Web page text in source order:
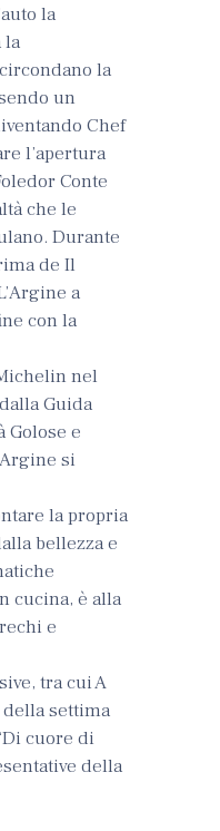
la
la
la
un
Chef
l’apertura
Conte
che le
Durante
de Il
a
con la
nel
Guida
Golose e
si
la propria
bellezza e
cucina, è alla
e
tra cui A
settima
cuore di
della